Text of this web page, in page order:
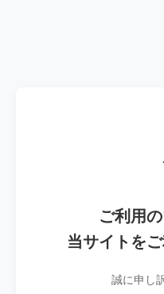
ご利用
当サイトを
誠に申し